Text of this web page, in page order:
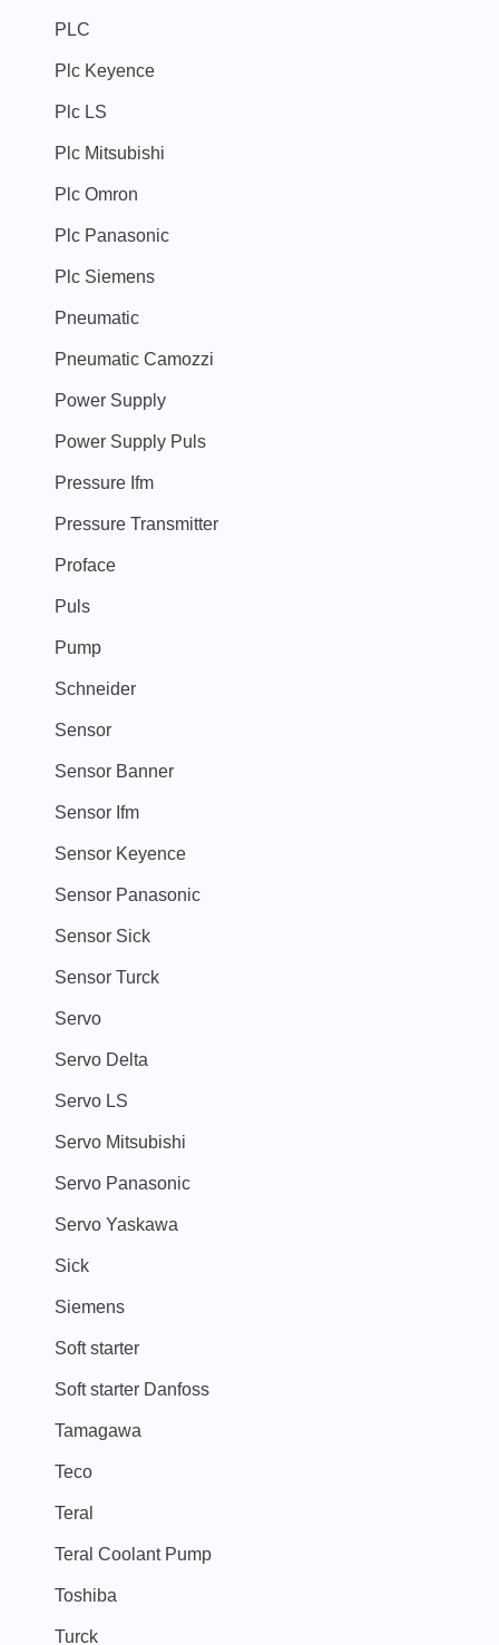
PLC
Plc Keyence
Plc LS
Plc Mitsubishi
Plc Omron
Plc Panasonic
Plc Siemens
Pneumatic
Pneumatic Camozzi
Power Supply
Power Supply Puls
Pressure Ifm
Pressure Transmitter
Proface
Puls
Pump
Schneider
Sensor
Sensor Banner
Sensor Ifm
Sensor Keyence
Sensor Panasonic
Sensor Sick
Sensor Turck
Servo
Servo Delta
Servo LS
Servo Mitsubishi
Servo Panasonic
Servo Yaskawa
Sick
Siemens
Soft starter
Soft starter Danfoss
Tamagawa
Teco
Teral
Teral Coolant Pump
Toshiba
Turck